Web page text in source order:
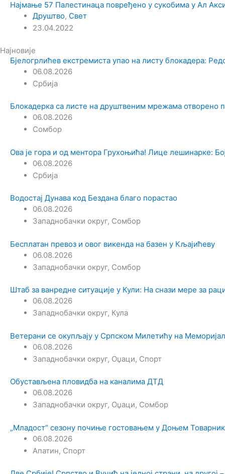
Најмање 57 Палестинаца повређено у сукобима у Ал
Друштво, Свет
23.04.2022
Најновије
Бјелогрлићев екстремиста упао на листу блокадера:
06.08.2026
Србија
Блокадерка са листе на друштвеним мрежама отворено
06.08.2026
Сомбор
Ова је гора и од ментора Грухоњића! Лице лешинарке:
06.08.2026
Србија
Водостај Дунава код Бездана благо порастао
06.08.2026
Западнобачки округ, Сомбор
Бесплатан превоз и овог викенда на базен у Кљајићеву
06.08.2026
Западнобачки округ, Сомбор
Штаб за ванредне ситуације у Кули: На снази мере за
06.08.2026
Западнобачки округ, Кула
Ветерани се окупљају у Српском Милетићу на
06.08.2026
Западнобачки округ, Оџаци, Спорт
Обустављена пловидба на каналима ДТД
06.08.2026
Западнобачки округ, Оџаци, Сомбор
„Младост“ сезону почиње гостовањем у Доњем
06.08.2026
Апатин, Спорт